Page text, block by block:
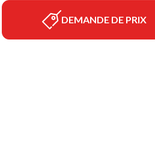
DEMANDE DE PRIX